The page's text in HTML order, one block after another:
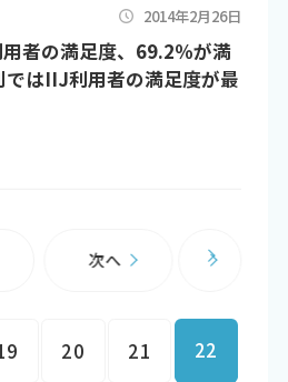
2014年2月26日
者の満足度、69.2％が満
ではIIJ利用者の満足度が最
20 21 22
次へ